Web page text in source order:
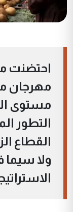
احتضنت
مهرجان
مستوى
التطور
القطاع
ولا سيما